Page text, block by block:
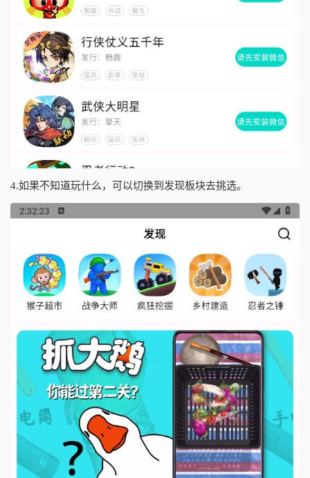
4.如果不知道玩什么，可以切换到发现板块去挑选。